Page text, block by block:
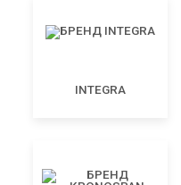
INTEGRA